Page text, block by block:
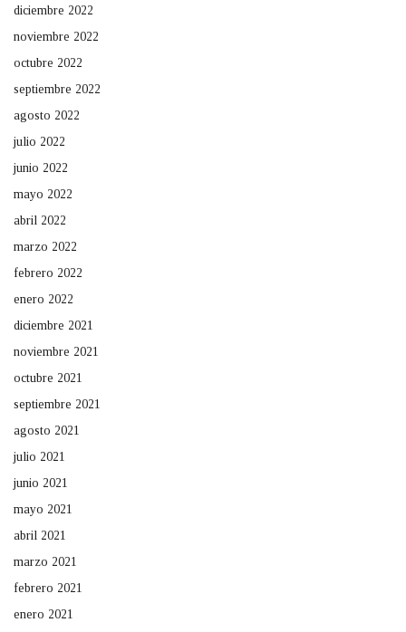
diciembre 2022
noviembre 2022
octubre 2022
septiembre 2022
agosto 2022
julio 2022
junio 2022
mayo 2022
abril 2022
marzo 2022
febrero 2022
enero 2022
diciembre 2021
noviembre 2021
octubre 2021
septiembre 2021
agosto 2021
julio 2021
junio 2021
mayo 2021
abril 2021
marzo 2021
febrero 2021
enero 2021